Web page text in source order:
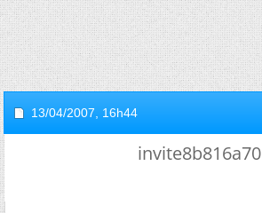
13/04/2007, 16h44
invite8b816a70